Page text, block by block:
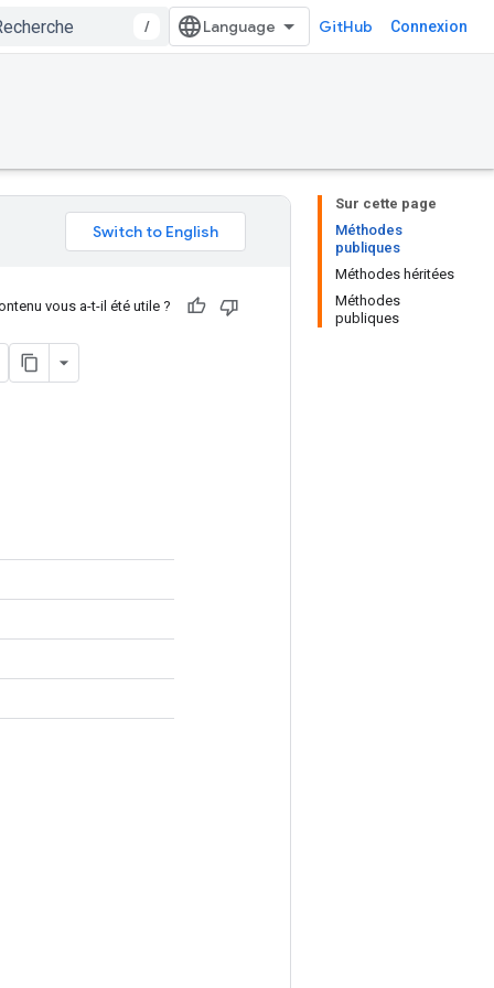
/ GitHub Connexion
Sur cette page
Méthodes
publiques
Méthodes héritées
Méthodes
publiques
vous a-t-il été utile ?